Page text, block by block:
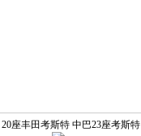
20座丰田考斯特 中巴23座考斯特